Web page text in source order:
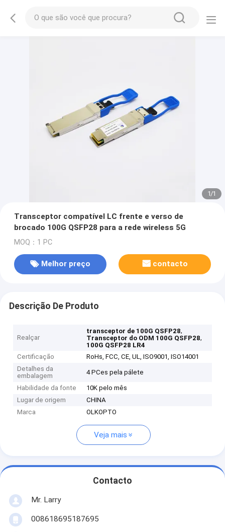
1/1
Transceptor compatível LC frente e verso de
brocado 100G QSFP28 para a rede wireless 5G
MOQ：1 PC
Melhor preço contacto
Descrição De Produto
Realçar
transceptor de 100G QSFP28,
Transceptor do ODM 100G QSFP28,
100G QSFP28 LR4
Certificação
RoHs, FCC, CE, UL, ISO9001, ISO14001
Detalhes da
embalagem
4 PCes pela pálete
Habilidade da fonte
10K pelo mês
Lugar de origem
CHINA
Marca
OLKOPTO
Veja mais
Contacto
Mr. Larry
008618695187695